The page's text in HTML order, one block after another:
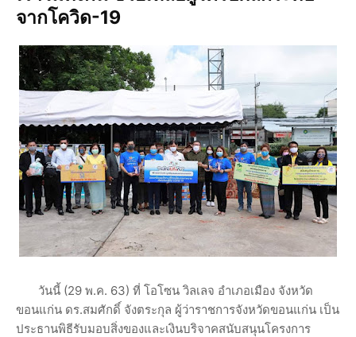
จากโควิด-19
วันนี้ (29 พ.ค. 63) ที่ โอโซน วิลเลจ อำเภอเมือง จังหวัด
ขอนแก่น ดร.สมศักดิ์ จังตระกุล ผู้ว่าราชการจังหวัดขอนแก่น เป็น
ประธานพิธีรับมอบสิ่งของและเงินบริจาคสนับสนุนโครงการ